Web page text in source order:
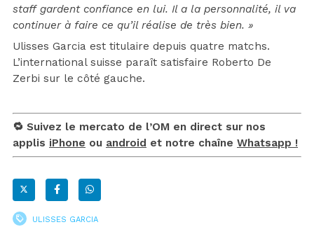
staff gardent confiance en lui. Il a la personnalité, il va
continuer à faire ce qu’il réalise de très bien. »
Ulisses Garcia est titulaire depuis quatre matchs.
L’international suisse paraît satisfaire Roberto De
Zerbi sur le côté gauche.
🔁 Suivez le mercato de l’OM en direct sur nos
applis iPhone ou android et notre chaîne Whatsapp !
ULISSES GARCIA